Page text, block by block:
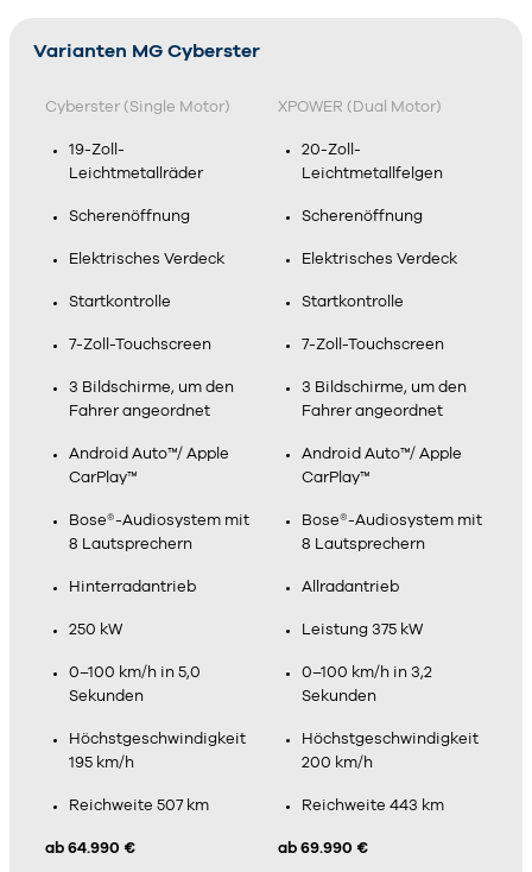
Varianten MG Cyberster
Cyberster (Single Motor)
19-Zoll-
Leichtmetallräder
Scherenöffnung
Elektrisches Verdeck
Startkontrolle
7-Zoll-Touchscreen
3 Bildschirme, um den
Fahrer angeordnet
Android Auto™/ Apple
CarPlay™
Bose®-Audiosystem mit
8 Lautsprechern
Hinterradantrieb
250 kW
0–100 km/h in 5,0
Sekunden
Höchstgeschwindigkeit
195 km/h
Reichweite 507 km
ab 64.990 €
XPOWER (Dual Motor)
20-Zoll-
Leichtmetallfelgen
Scherenöffnung
Elektrisches Verdeck
Startkontrolle
7-Zoll-Touchscreen
3 Bildschirme, um den
Fahrer angeordnet
Android Auto™/ Apple
CarPlay™
Bose®-Audiosystem mit
8 Lautsprechern
Allradantrieb
Leistung 375 kW
0–100 km/h in 3,2
Sekunden
Höchstgeschwindigkeit
200 km/h
Reichweite 443 km
ab 69.990 €